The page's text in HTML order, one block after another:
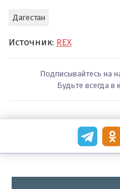
Дагестан
Источник: REX
Подписывайтесь на
Будьте всегда в